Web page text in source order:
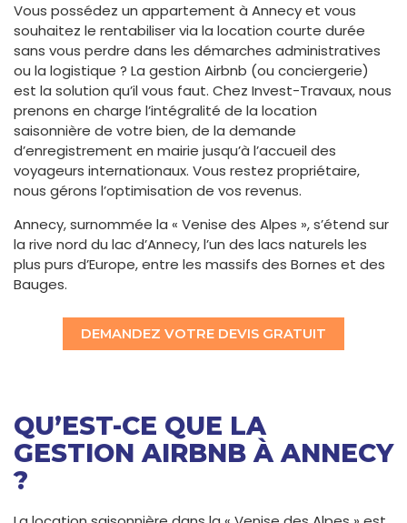
Vous possédez un appartement à Annecy et vous
souhaitez le rentabiliser via la location courte durée
sans vous perdre dans les démarches administratives
ou la logistique ? La gestion Airbnb (ou conciergerie)
est la solution qu’il vous faut. Chez Invest-Travaux, nous
prenons en charge l’intégralité de la location
saisonnière de votre bien, de la demande
d’enregistrement en mairie jusqu’à l’accueil des
voyageurs internationaux. Vous restez propriétaire,
nous gérons l’optimisation de vos revenus.
Annecy, surnommée la « Venise des Alpes », s’étend sur
la rive nord du lac d’Annecy, l’un des lacs naturels les
plus purs d’Europe, entre les massifs des Bornes et des
Bauges.
DEMANDEZ VOTRE DEVIS GRATUIT
QU’EST-CE QUE LA
GESTION AIRBNB À ANNECY
?